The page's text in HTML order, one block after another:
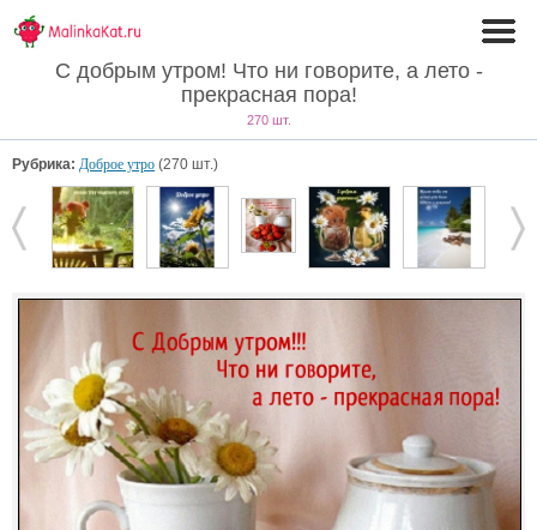
С добрым утром! Что ни говорите, а лето -
прекрасная пора!
270 шт.
Рубрика: Доброе утро (270 шт.)